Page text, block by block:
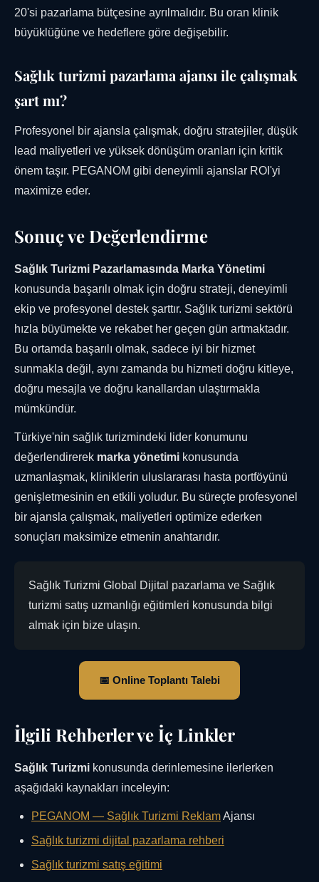
20'si pazarlama bütçesine ayrılmalıdır. Bu oran klinik
büyüklüğüne ve hedeflere göre değişebilir.
Sağlık turizmi pazarlama ajansı ile çalışmak
şart mı?
Profesyonel bir ajansla çalışmak, doğru stratejiler, düşük
lead maliyetleri ve yüksek dönüşüm oranları için kritik
önem taşır. PEGANOM gibi deneyimli ajanslar ROI'yi
maximize eder.
Sonuç ve Değerlendirme
Sağlık Turizmi Pazarlamasında Marka Yönetimi
konusunda başarılı olmak için doğru strateji, deneyimli
ekip ve profesyonel destek şarttır. Sağlık turizmi sektörü
hızla büyümekte ve rekabet her geçen gün artmaktadır.
Bu ortamda başarılı olmak, sadece iyi bir hizmet
sunmakla değil, aynı zamanda bu hizmeti doğru kitleye,
doğru mesajla ve doğru kanallardan ulaştırmakla
mümkündür.
Türkiye'nin sağlık turizmindeki lider konumunu
değerlendirerek marka yönetimi konusunda
uzmanlaşmak, kliniklerin uluslararası hasta portföyünü
genişletmesinin en etkili yoludur. Bu süreçte profesyonel
bir ajansla çalışmak, maliyetleri optimize ederken
sonuçları maksimize etmenin anahtarıdır.
Sağlık Turizmi Global Dijital pazarlama ve Sağlık
turizmi satış uzmanlığı eğitimleri konusunda bilgi
almak için bize ulaşın.
📅 Online Toplantı Talebi
İlgili Rehberler ve İç Linkler
Sağlık Turizmi konusunda derinlemesine ilerlerken
aşağıdaki kaynakları inceleyin:
PEGANOM — Sağlık Turizmi ReklamAjansı
Sağlık turizmi dijital pazarlama rehberi
Sağlık turizmi satış eğitimi